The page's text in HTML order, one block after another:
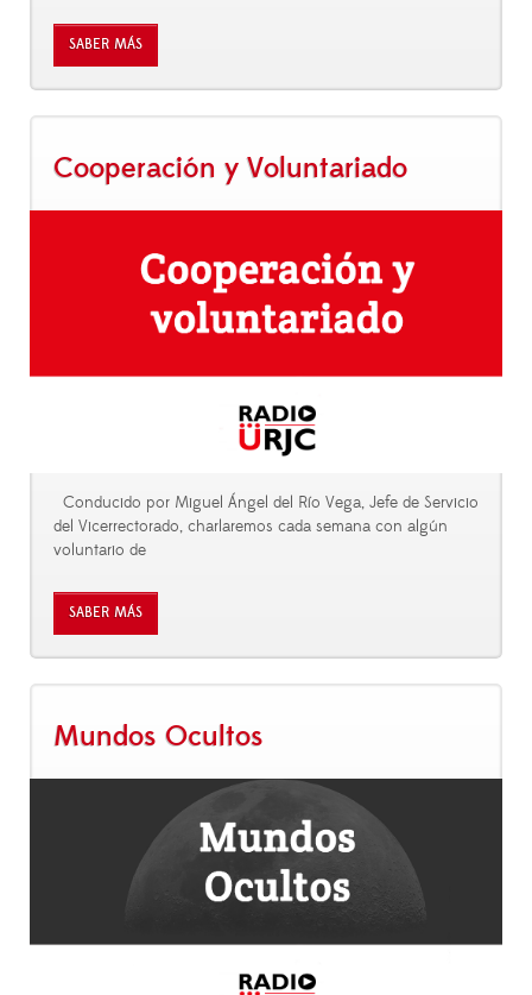
SABER MÁS
Cooperación y Voluntariado
Conducido por Miguel Ángel del Río Vega, Jefe de Servicio
del Vicerrectorado, charlaremos cada semana con algún
voluntario de
SABER MÁS
Mundos Ocultos